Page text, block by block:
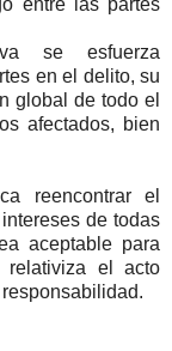
se esfuerza
en el delito, su
global de todo el
afectados, bien
reencontrar
el
de todas
aceptable para
relativiza el acto